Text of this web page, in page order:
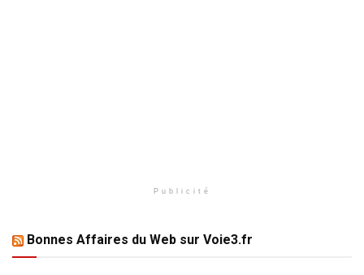
Publicité
Bonnes Affaires du Web sur Voie3.fr